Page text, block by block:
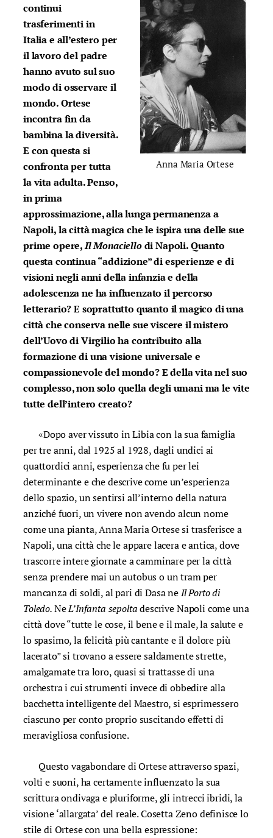
Anna Maria Ortese
continui
trasferimenti in
Italia e all’estero per
il lavoro del padre
hanno avuto sul suo
modo di osservare il
mondo. Ortese
incontra fin da
bambina la diversità.
E con questa si
confronta per tutta
la vita adulta. Penso,
in prima
approssimazione, alla lunga permanenza a
Napoli, la città magica che le ispira una delle sue
prime opere,Il Monaciellodi Napoli. Quanto
questa continua “addizione” di esperienze e di
visioni negli anni della infanzia e della
adolescenza ne ha influenzato il percorso
letterario? E soprattutto quanto il magico di una
città che conserva nelle sue viscere il mistero
dell’Uovo di Virgilio ha contribuito alla
formazione di una visione universale e
compassionevole del mondo? E della vita nel suo
complesso, non solo quella degli umani ma le vite
tutte dell’intero creato?
«Dopo aver vissuto in Libia con la sua famiglia
per tre anni, dal 1925 al 1928, dagli undici ai
quattordici anni, esperienza che fu per lei
determinante e che descrive come un’esperienza
dello spazio, un sentirsi all’interno della natura
anziché fuori, un vivere non avendo alcun nome
come una pianta, Anna Maria Ortese si trasferisce a
Napoli, una città che le appare lacera e antica, dove
trascorre intere giornate a camminare per la città
senza prendere mai un autobus o un tram per
mancanza di soldi, al pari di Dasa neIl Porto di
Toledo.NeL’Infanta sepoltadescriveNapoli come una
città dove “tutte le cose, il bene e il male, la salute e
lo spasimo, la felicità più cantante e il dolore più
lacerato” si trovano a essere saldamente strette,
amalgamate tra loro, quasi si trattasse di una
orchestra i cui strumenti invece di obbedire alla
bacchetta intelligente del Maestro, si esprimessero
ciascuno per conto proprio suscitando effetti di
meravigliosa confusione.
Questo vagabondare di Ortese attraverso spazi,
volti e suoni, ha certamente influenzato la sua
scrittura ondivaga e pluriforme, gli intrecci ibridi, la
visione ‘allargata’ del reale. Cosetta Zeno definisce lo
stile di Ortese con una bella espressione: